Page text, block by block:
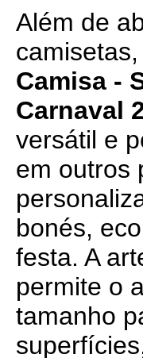
Além de
Camisa -
Carnaval
versátil e
em outros
bonés,
festa. A
permite o
tamanho